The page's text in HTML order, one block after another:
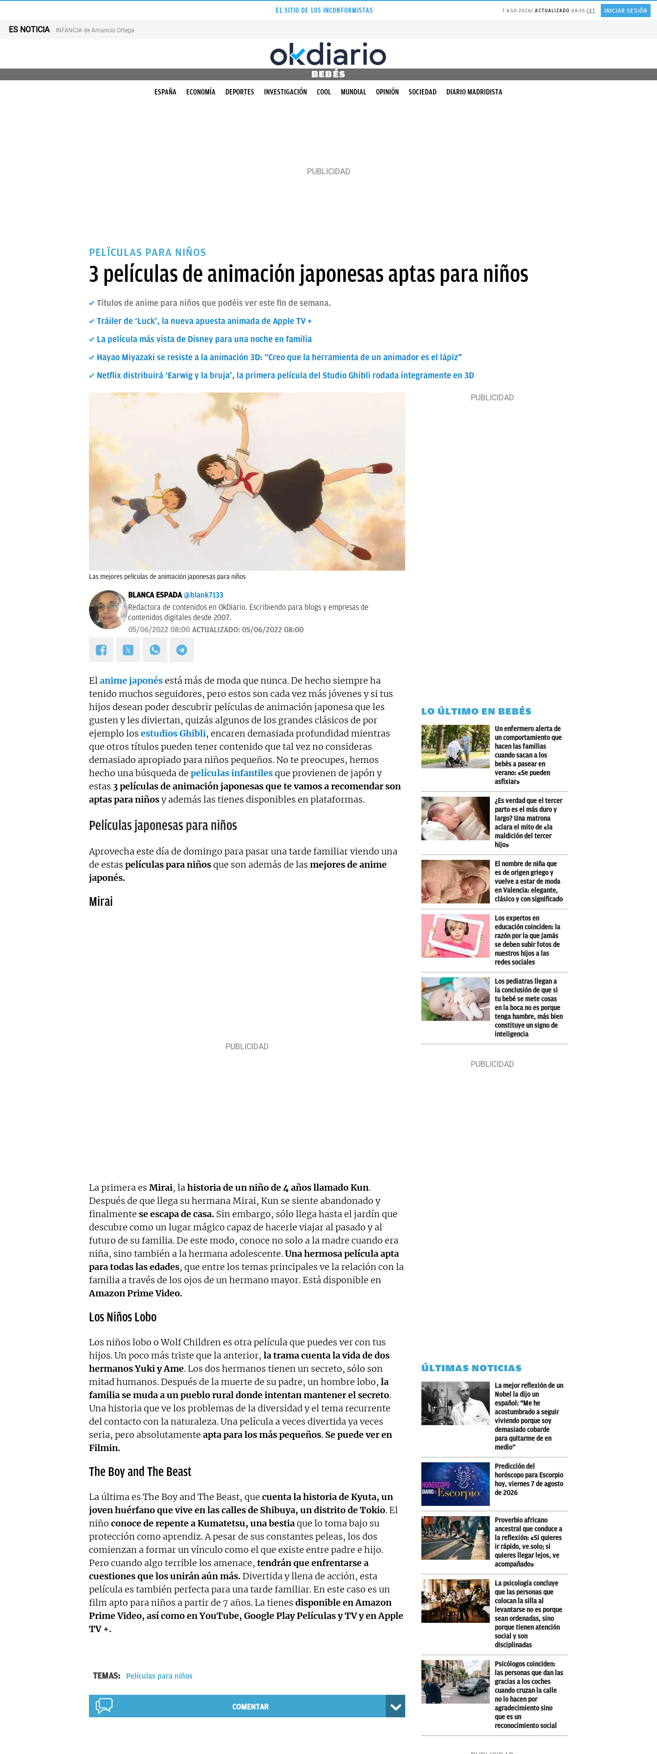
EL SITIO DE LOS INCONFORMISTAS 7 AGO 2026 ACTUALIZADO 08:26CET INICIAR SESIÓN
ES NOTICIA INFANCIA de Amancio Ortega
BEBÉS
ESPAÑA ECONOMÍA DEPORTES INVESTIGACIÓN COOL MUNDIAL OPINIÓN SOCIEDAD DIARIO MADRIDISTA
PELÏCULAS PARA NIÑOS
3 películas de animación japonesas aptas para niños
Títulos de anime para niños que podéis ver este fin de semana.
Tráiler de ‘Luck’, la nueva apuesta animada de Apple TV +
La película más vista de Disney para una noche en familia
Hayao Miyazaki se resiste a la animación 3D: “Creo que la herramienta de un animador es el lápiz”
Netflix distribuirá ‘Earwig y la bruja’, la primera película del Studio Ghibli rodada íntegramente en 3D
Las mejores películas de animación japonesas para niños
BLANCA ESPADA @blank7133
Redactora de contenidos en OkDiario. Escribiendo para blogs y empresas de
contenidos digitales desde 2007.
05/06/2022 08:00 ACTUALIZADO: 05/06/2022 08:00
Elanime japonésestá más de moda que nunca. De hecho siempre ha
tenido muchos seguidores, pero estos son cada vez más jóvenes y si tus
hijos desean poder descubrir películas de animación japonesa que les
gusten y les diviertan, quizás algunos de los grandes clásicos de por
ejemplo los estudios Ghibli, encaren demasiada profundidad mientras
que otros títulos pueden tener contenido que tal vez no consideras
demasiado apropiado para niños pequeños. No te preocupes, hemos
hecho una búsqueda de películas infantilesque provienen de japón y
estas 3 películas de animación japonesas que te vamos a recomendar son
aptas para niñosy además las tienes disponibles en plataformas.
Películas japonesas para niños
Aprovecha este día de domingo para pasar una tarde familiar viendo una
de estas películas para niñosque son además de las mejores de anime
japonés.
Mirai
La primera es Mirai, lahistoria de un niño de 4 años llamado Kun.
Después de que llega su hermana Mirai, Kun se siente abandonado y
finalmente se escapa de casa. Sin embargo, sólo llega hasta el jardín que
descubre como un lugar mágico capaz de hacerle viajar al pasado y al
futuro de su familia. De este modo, conoce no solo a la madre cuando era
niña, sino también a la hermana adolescente.Una hermosa película apta
para todas las edades, que entre los temas principales ve la relación con la
familia a través de los ojos de un hermano mayor. Está disponible en
Amazon Prime Video.
Los Niños Lobo
Los niños lobo o Wolf Children es otra película que puedes ver con tus
hijos. Un poco más triste que la anterior, la trama cuenta la vida de dos
hermanos Yuki y Ame. Los dos hermanos tienen un secreto, sólo son
mitad humanos. Después de la muerte de su padre, un hombre lobo, la
familia se muda a un pueblo rural donde intentan mantener el secreto.
Una historia que ve los problemas de la diversidad y el tema recurrente
del contacto con la naturaleza. Una película a veces divertida ya veces
seria, pero absolutamente apta para los más pequeños. Se puede ver en
Filmin.
The Boy and The Beast
La última es The Boy and The Beast, que cuenta la historia de Kyuta, un
joven huérfano que vive en las calles de Shibuya, un distrito de Tokio. El
niño conoce de repente a Kumatetsu, una bestiaque lo toma bajo su
protección como aprendiz. A pesar de sus constantes peleas, los dos
comienzan a formar un vínculo como el que existe entre padre e hijo.
Pero cuando algo terrible los amenace, tendrán que enfrentarse a
cuestiones que los unirán aún más. Divertida y llena de acción, esta
película es también perfecta para una tarde familiar. En este caso es un
film apto para niños a partir de 7 años. La tienes disponible en Amazon
Prime Video, así como en YouTube, Google Play Películas y TV y en Apple
TV +.
TEMAS: Películas para niños
COMENTAR
LO ÚLTIMO EN BEBÉS
Un enfermero alerta de
un comportamiento que
hacen las familias
cuando sacan a los
bebés a pasear en
verano: «Se pueden
asfixiar»
¿Es verdad que el tercer
parto es el más duro y
largo? Una matrona
aclara el mito de «la
maldición del tercer
hijo»
El nombre de niña que
es de origen griego y
vuelve a estar de moda
en Valencia: elegante,
clásico y con significado
Los expertos en
educación coinciden: la
razón por la que jamás
se deben subir fotos de
nuestros hijos a las
redes sociales
Los pediatras llegan a
la conclusión de que si
tu bebé se mete cosas
en la boca no es porque
tenga hambre, más bien
constituye un signo de
inteligencia
ÚLTIMAS NOTICIAS
La mejor reflexión de un
Nobel la dijo un
español: “Me he
acostumbrado a seguir
viviendo porque soy
demasiado cobarde
para quitarme de en
medio”
Predicción del
horóscopo para Escorpio
hoy, viernes 7 de agosto
de 2026
Proverbio africano
ancestral que conduce a
la reflexión: «Si quieres
ir rápido, ve solo; si
quieres llegar lejos, ve
acompañado»
La psicología concluye
que las personas que
colocan la silla al
levantarse no es porque
sean ordenadas, sino
porque tienen atención
social y son
disciplinadas
Psicólogos coinciden:
las personas que dan las
gracias a los coches
cuando cruzan la calle
no lo hacen por
agradecimiento sino
que es un
reconocimiento social